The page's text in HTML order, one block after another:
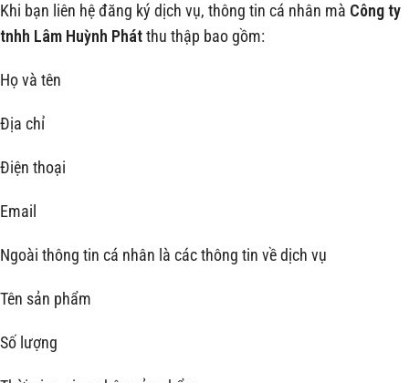
Khi bạn liên hệ đăng ký dịch vụ, thông tin cá nhân mà Công ty
tnhh Lâm Huỳnh Phátthu thập bao gồm:
Họ và tên
Địa chỉ
Điện thoại
Email
Ngoài thông tin cá nhân là các thông tin về dịch vụ
Tên sản phẩm
Số lượng